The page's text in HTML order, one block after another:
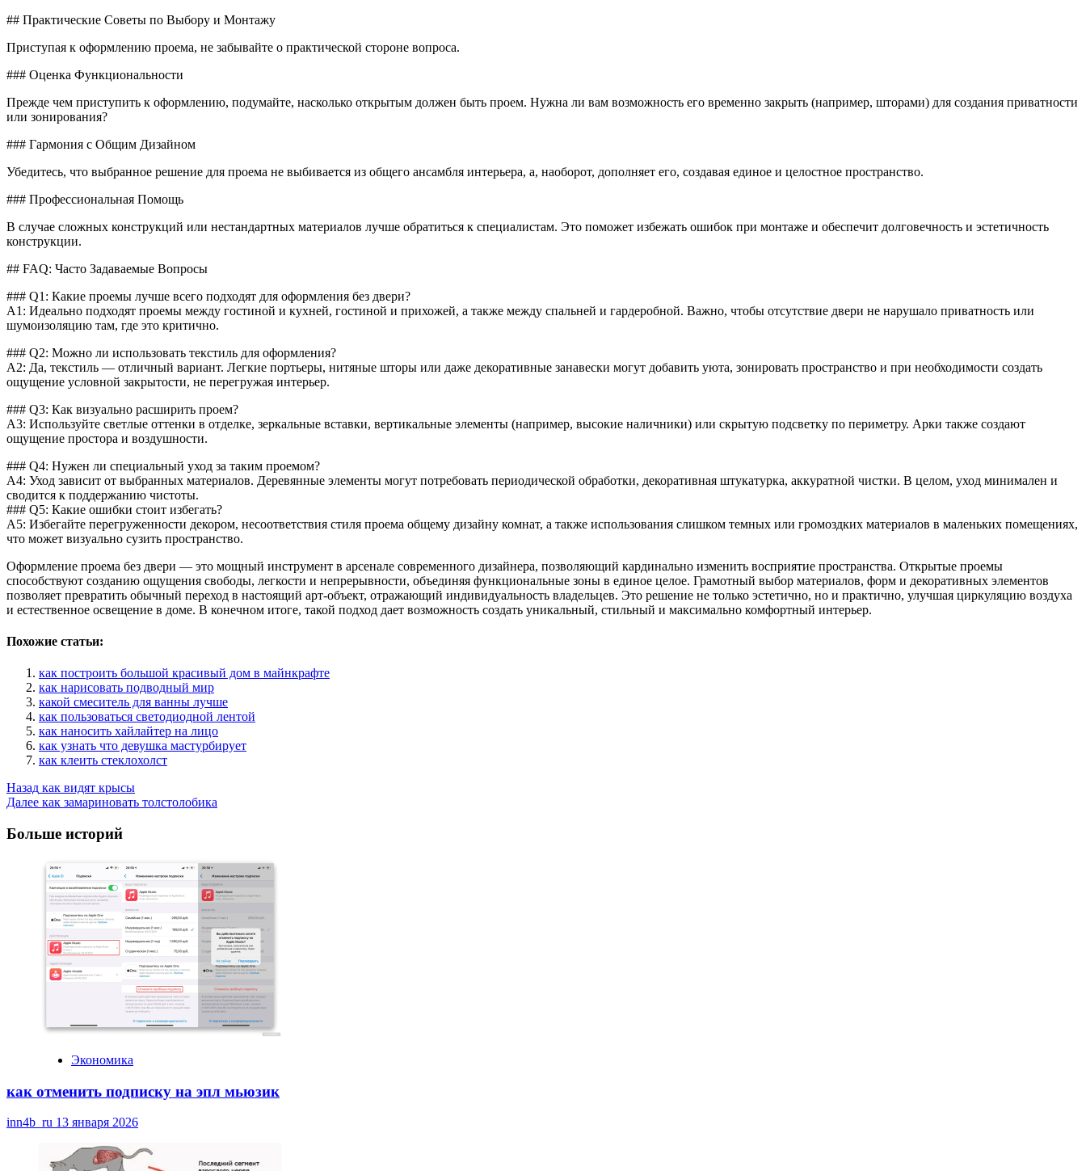
## Практические Советы по Выбору и Монтажу
Приступая к оформлению проема, не забывайте о практической стороне вопроса.
### Оценка Функциональности
Прежде чем приступить к оформлению, подумайте, насколько открытым должен быть проем. Нужна ли вам возможность его временно закрыть (например, шторами) для создания приватности
или зонирования?
### Гармония с Общим Дизайном
Убедитесь, что выбранное решение для проема не выбивается из общего ансамбля интерьера, а, наоборот, дополняет его, создавая единое и целостное пространство.
### Профессиональная Помощь
В случае сложных конструкций или нестандартных материалов лучше обратиться к специалистам. Это поможет избежать ошибок при монтаже и обеспечит долговечность и эстетичность
конструкции.
## FAQ: Часто Задаваемые Вопросы
### Q1: Какие проемы лучше всего подходят для оформления без двери?
A1: Идеально подходят проемы между гостиной и кухней, гостиной и прихожей, а также между спальней и гардеробной. Важно, чтобы отсутствие двери не нарушало приватность или
шумоизоляцию там, где это критично.
### Q2: Можно ли использовать текстиль для оформления?
A2: Да, текстиль — отличный вариант. Легкие портьеры, нитяные шторы или даже декоративные занавески могут добавить уюта, зонировать пространство и при необходимости создать
ощущение условной закрытости, не перегружая интерьер.
### Q3: Как визуально расширить проем?
A3: Используйте светлые оттенки в отделке, зеркальные вставки, вертикальные элементы (например, высокие наличники) или скрытую подсветку по периметру. Арки также создают
ощущение простора и воздушности.
### Q4: Нужен ли специальный уход за таким проемом?
A4: Уход зависит от выбранных материалов. Деревянные элементы могут потребовать периодической обработки, декоративная штукатурка, аккуратной чистки. В целом, уход минимален и
сводится к поддержанию чистоты.
### Q5: Какие ошибки стоит избегать?
A5: Избегайте перегруженности декором, несоответствия стиля проема общему дизайну комнат, а также использования слишком темных или громоздких материалов в маленьких помещениях,
что может визуально сузить пространство.
Оформление проема без двери — это мощный инструмент в арсенале современного дизайнера, позволяющий кардинально изменить восприятие пространства. Открытые проемы
способствуют созданию ощущения свободы, легкости и непрерывности, объединяя функциональные зоны в единое целое. Грамотный выбор материалов, форм и декоративных элементов
позволяет превратить обычный переход в настоящий арт-объект, отражающий индивидуальность владельцев. Это решение не только эстетично, но и практично, улучшая циркуляцию воздуха
и естественное освещение в доме. В конечном итоге, такой подход дает возможность создать уникальный, стильный и максимально комфортный интерьер.
Похожие статьи:
как построить большой красивый дом в майнкрафте
как нарисовать подводный мир
какой смеситель для ванны лучше
как пользоваться светодиодной лентой
как наносить хайлайтер на лицо
как узнать что девушка мастурбирует
как клеить стеклохолст
Post
Navigation
Назад как видят крысы
Далее как замариновать толстолобика
Больше историй
Экономика
как отменить подписку на эпл мьюзик
inn4b_ru 13 января 2026